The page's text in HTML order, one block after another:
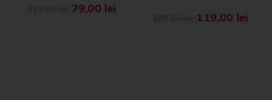
79,00 lei
119,00 lei